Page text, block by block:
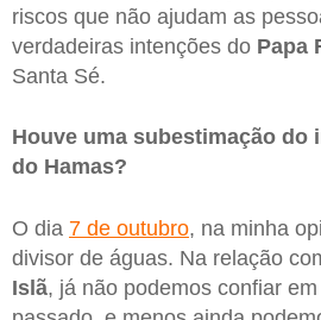
riscos que não ajudam as
verdadeiras intenções do Papa
Santa Sé.
Houve uma subestimação do
do Hamas?
O dia 7 de outubro, na minha
divisor de águas. Na relação
Islã, já não podemos confiar